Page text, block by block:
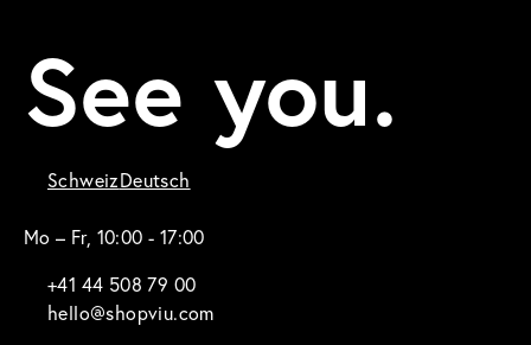
See you.
SchweizDeutsch
Mo – Fr, 10:00 - 17:00
+41 44 508 79 00
hello@shopviu.com